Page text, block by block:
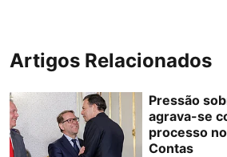
Artigos Relacionados
Pressão
agrava-se
processo
Contas